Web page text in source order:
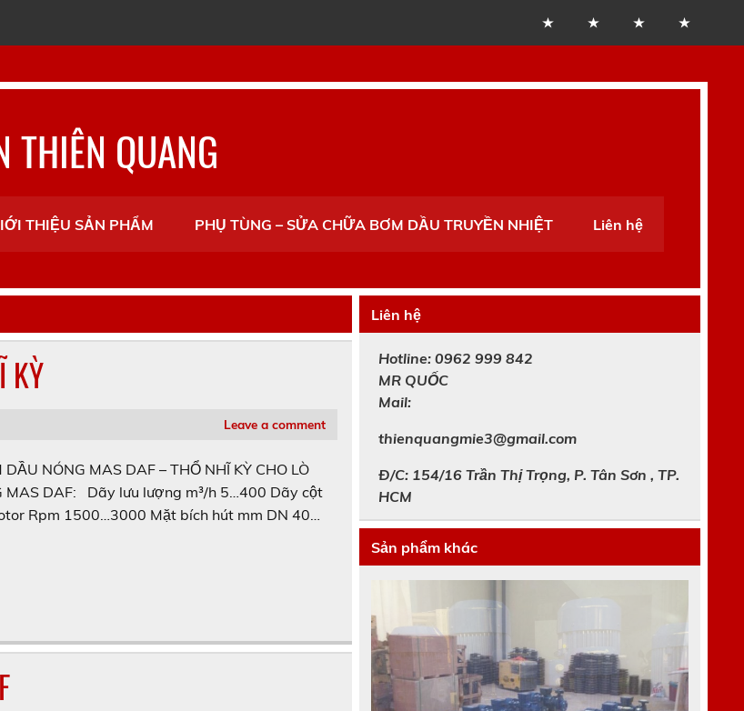
THIÊN QUANG
THIỆU SẢN PHẨM PHỤ TÙNG – SỬA CHỮA BƠM DẦU TRUYỀN NHIỆT Liên hệ
KỲ
Leave a comment
DẦU NÓNG MAS DAF – THỔ NHĨ KỲ CHO LÒ
MAS DAF: Dãy lưu lượng m³/h 5…400 Dãy cột
Rpm 1500…3000 Mặt bích hút mm DN 40…
Liên hệ
Hotline: 0962 999 842
MR QUỐC
Mail:
thienquangmie3@gmail.com
Đ/C: 154/16 Trần Thị Trọng, P. Tân Sơn , TP.
HCM
Sản phẩm khác